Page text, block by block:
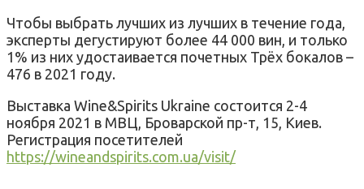
Чтобы выбрать лучших из лучших в течение года,
эксперты дегустируют более 44 000 вин, и только
1% из них удостаивается почетных Трёх бокалов –
476 в 2021 году.
Выставка Wine&Spirits Ukraine состоится 2-4
ноября 2021 в МВЦ, Броварской пр-т, 15, Киев.
Регистрация посетителей
https://wineandspirits.com.ua/visit/